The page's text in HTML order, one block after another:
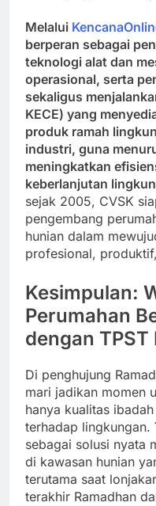
Melalui
berperan sebagai
teknologi alat dan
operasional, serta
sekaligus
KECE) yang
produk ramah
industri, guna
meningkatkan
keberlanjutan
sejak 2005, CVSK
pengembang
hunian dalam
profesional,
Kesimpulan:
Perumahan
dengan TPST
Di penghujung
mari jadikan momen
hanya kualitas
terhadap lingkungan.
sebagai solusi nyata
di kawasan hunian
terutama saat
terakhir Ramadhan